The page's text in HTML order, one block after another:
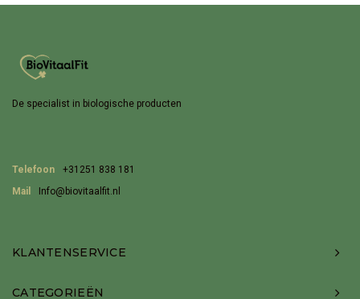
De specialist in biologische producten
Telefoon
+31251 838 181
Mail
Info@biovitaalfit.nl
KLANTENSERVICE
CATEGORIEËN